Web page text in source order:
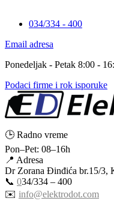
034/334 - 400
Email adresa
Ponedeljak - Petak 8:00 -
Podaci firme i rok isporuke
🕒 Radno vreme
Pon–Pet: 08–16h
📍 Adresa
Dr Zorana Đinđića br.15/3,
📞 034/334 – 400
✉️ info@elektrodot.com